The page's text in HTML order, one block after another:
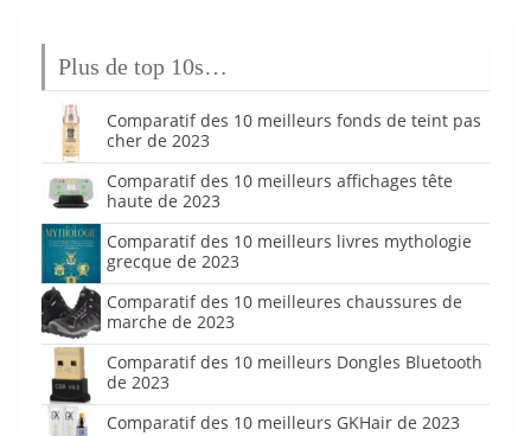
Plus de top 10s…
Comparatif des 10 meilleurs fonds de teint pas
cher de 2023
Comparatif des 10 meilleurs affichages tête
haute de 2023
Comparatif des 10 meilleurs livres mythologie
grecque de 2023
Comparatif des 10 meilleures chaussures de
marche de 2023
Comparatif des 10 meilleurs Dongles Bluetooth
de 2023
Comparatif des 10 meilleurs GKHair de 2023